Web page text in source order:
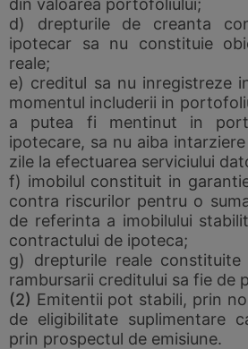
din valoarea portofoliului;
d) drepturile de creanta
ipotecar sa nu constituie
reale;
e) creditul sa nu inregistreze
momentul includerii in
a putea fi mentinut in
ipotecare, sa nu aiba
zile la efectuarea serviciului
f) imobilul constituit in
contra riscurilor pentru o
de referinta a imobilului
contractului de ipoteca;
g) drepturile reale constituite
rambursarii creditului sa fie de
(2) Emitentii pot stabili, prin
de eligibilitate suplimentare
prin prospectul de emisiune.